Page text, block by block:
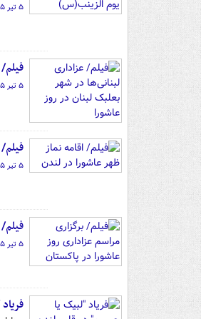
۵ تیر ۰۵ - ۲۳:۰۰
۵ تیر ۰۵ - ۲۲:۴۵
۵ تیر ۰۵ - ۲۲:۳۰
۵ تیر ۰۵ - ۲۱:۰۰